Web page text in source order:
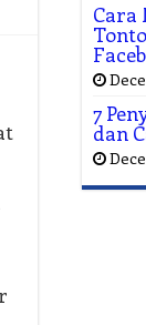
Cara
7
dan